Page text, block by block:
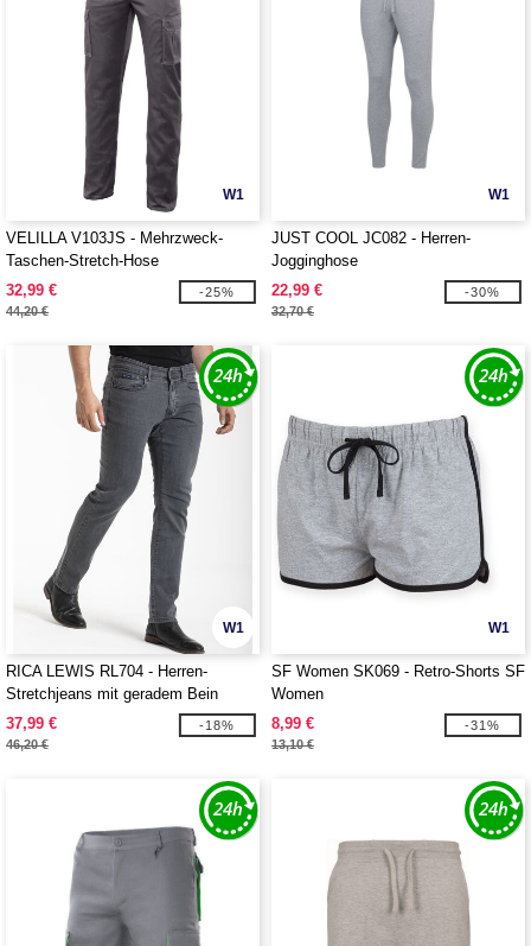
W1
VELILLA V103JS - Mehrzweck-
Taschen-Stretch-Hose
32,99 €
44,20 €
-25%
W1
JUST COOL JC082 - Herren-
Jogginghose
22,99 €
32,70 €
-30%
W1
RICA LEWIS RL704 - Herren-
Stretchjeans mit geradem Bein
37,99 €
46,20 €
-18%
W1
SF Women SK069 - Retro-Shorts SF
Women
8,99 €
13,10 €
-31%